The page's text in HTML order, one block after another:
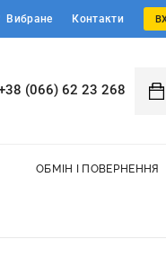
Вибране Контакти
(066) 62 23 268
ОБМІН І ПОВЕРНЕННЯ